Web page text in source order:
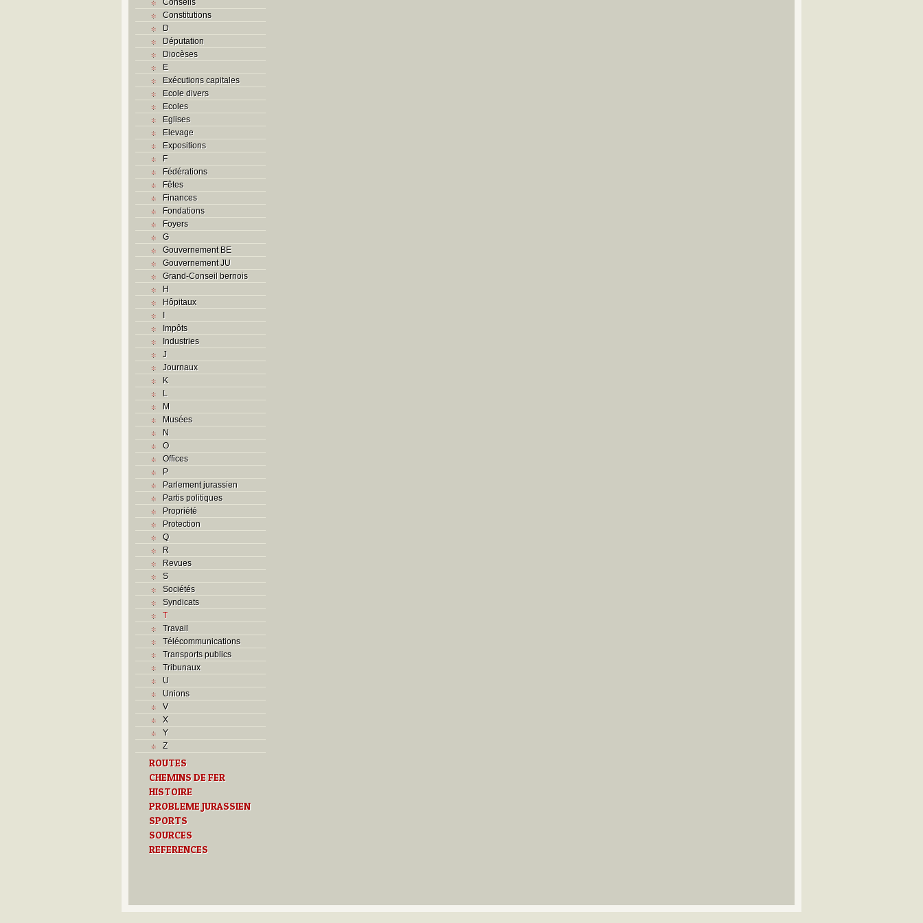
Constitutions
D
Députation
Diocèses
E
Exécutions capitales
Ecole divers
Ecoles
Eglises
Elevage
Expositions
F
Fédérations
Fêtes
Finances
Fondations
Foyers
G
Gouvernement BE
Gouvernement JU
Grand-Conseil bernois
H
Hôpitaux
I
Impôts
Industries
J
Journaux
K
L
M
Musées
N
O
Offices
P
Parlement jurassien
Partis politiques
Propriété
Protection
Q
R
Revues
S
Sociétés
Syndicats
T
Travail
Télécommunications
Transports publics
Tribunaux
U
Unions
V
X
Y
Z
ROUTES
CHEMINS DE FER
HISTOIRE
PROBLEME JURASSIEN
SPORTS
SOURCES
REFERENCES